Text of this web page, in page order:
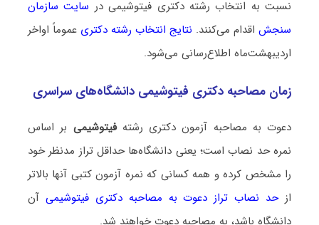
نسبت به انتخاب رشته دکتری فیتوشیمی در سایت سازمان
سنجشاقدام می‌کنند. نتایج انتخاب رشته دکتری عموماً اواخر
اردیبهشت‌ماه اطلاع‌رسانی می‌شود.
زمان مصاحبه دکتری فیتوشیمی دانشگاه‌های سراسری
دعوت به مصاحبه آزمون دکتری رشتهفیتوشیمی بر اساس
نمره حد نصاب است؛ یعنی دانشگاه‌ها حداقل تراز مدنظر خود
را مشخص کرده و همه کسانی که نمره آزمون کتبی آنها بالاتر
ازحد نصاب تراز دعوت به مصاحبه دکتری فیتوشیمی آن
دانشگاه باشد، به مصاحبه دعوت خواهند شد.